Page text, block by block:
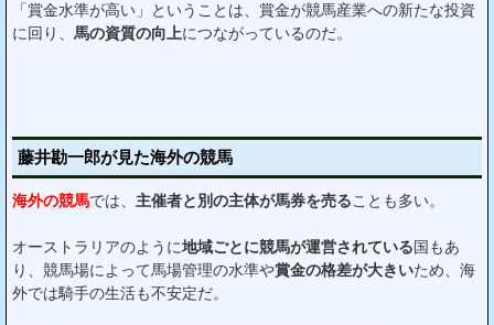
「賞金水準が高い」ということは、賞金が競馬産業への新たな投資
に回り、 馬の資質の向上につながっているのだ。
藤井勘一郎が見た海外の競馬
海外の競馬では、 主催者と別の主体が馬券を売ることも多い。
オーストラリアのように地域ごとに競馬が運営されている国もあ
り、競馬場によって馬場管理の水準や賞金の格差が大きいため、海
外では騎手の生活も不安定だ。